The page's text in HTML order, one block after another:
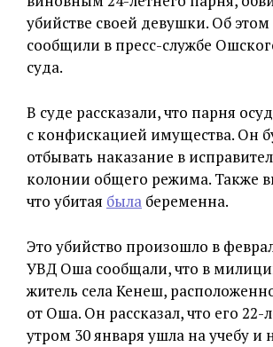
убийстве своей девушки. Об
сообщили в пресс-службе
суда.
В суде рассказали, что парня
с конфискацией имущества. Он
отбывать наказание в
колонии общего режима. Также
что убитая была беременна.
Это убийство произошло в
УВД Оша сообщали, что в
житель села Кенеш,
от Оша. Он рассказал, что его 22-
утром 30 января ушла на учебу и